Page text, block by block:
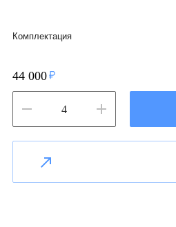
Комплектация
44 000